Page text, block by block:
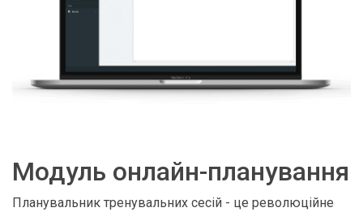
Модуль онлайн-планування
Планувальник тренувальних сесій - це революційне